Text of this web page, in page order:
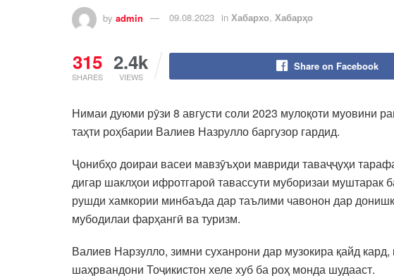
by admin 09.08.2023 in Хабархо, Хабарҳо
315
SHARES
2.4k
VIEWS
Share on Facebook
Нимаи дуюми рӯзи 8 августи соли 2023 мулоқоти муовини
таҳти роҳбарии Валиев Назрулло баргузор гардид.
Ҷонибҳо доираи васеи мавзӯъҳои мавриди таваҷҷуҳи
дигар шаклҳои ифротгароӣ тавассути муборизаи муштарак
рушди хамкории минбаъда дар таълими чавонон дар
мубодилаи фарҳангӣ ва туризм.
Валиев Нарзулло, зимни суханрони дар музокира қайд
шаҳрвандони Тоҷикистон хеле хуб ба роҳ монда шудааст.